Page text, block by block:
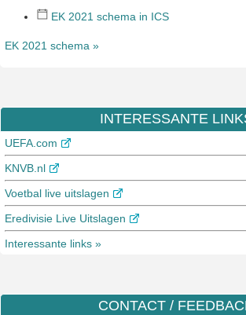
EK 2021 schema in ICS
EK 2021 schema »
INTERESSANTE
UEFA.com
KNVB.nl
Voetbal live uitslagen
Eredivisie Live Uitslagen
Interessante links »
CONTACT /